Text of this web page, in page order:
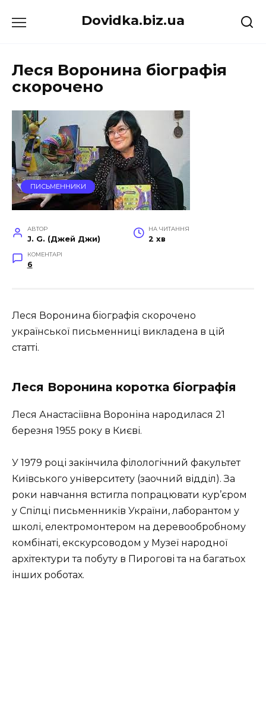
до
Dovidka.biz.ua
Леся Воронина біографія
скорочено
ПИСЬМЕННИКИ
АВТОР
J. G. (Джей Джи)
НА ЧИТАННЯ
2 хв
КОМЕНТАРІ
6
Леся Воронина біографія скорочено
української письменниці викладена в цій
статті.
Леся Воронина коротка біографія
Леся Анастасіївна Вороніна народилася 21
березня 1955 року в Києві.
У 1979 році закінчила філологічний факультет
Київського університету (заочний відділ). За
роки навчання встигла попрацювати кур’єром
у Спілці письменників України, лаборантом у
школі, електромонтером на деревообробному
комбінаті, екскурсоводом у Музеї народної
архітектури та побуту в Пирогові та на багатьох
інших роботах.